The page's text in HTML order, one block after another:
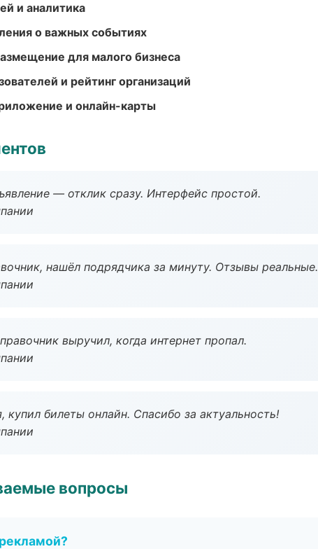
и аналитика
о важных событиях
для малого бизнеса
и рейтинг организаций
и онлайн-карты
— отклик сразу. Интерфейс простой.
нашёл подрядчика за минуту. Отзывы реальные.
выручил, когда интернет пропал.
купил билеты онлайн. Спасибо за актуальность!
вопросы